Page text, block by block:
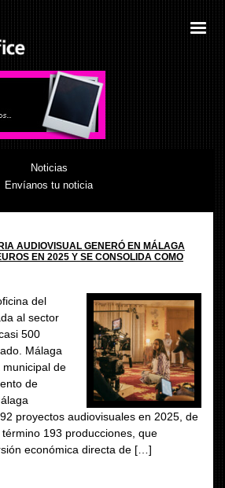
Noticias
Envíanos tu noticia
AUDIOVISUAL GENERÓ EN MÁLAGA
EN 2025 Y SE CONSOLIDA COMO
del
al sector
500
Málaga
municipal de
de
proyectos audiovisuales en 2025, de
193 producciones, que
económica directa de […]